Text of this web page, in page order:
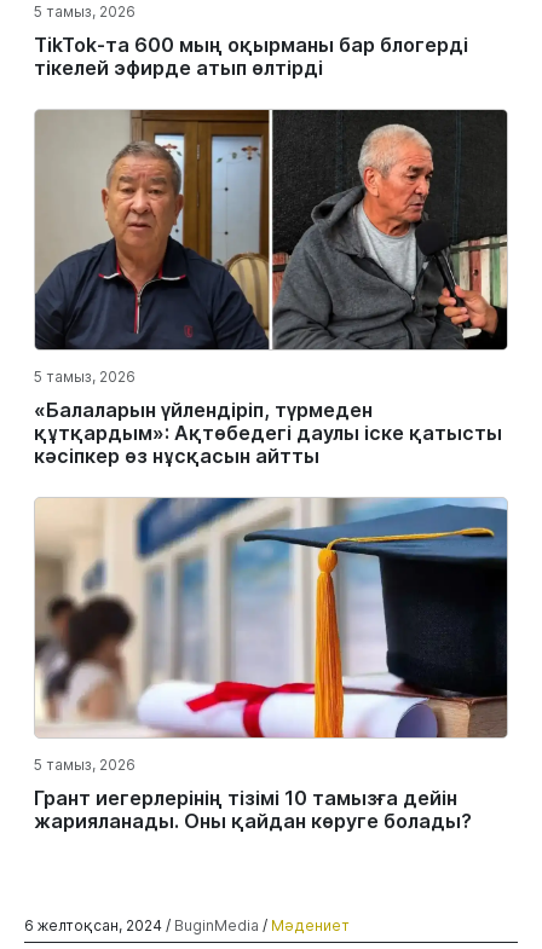
5 тамыз, 2026
TikTok-та 600 мың оқырманы бар блогерді
тікелей эфирде атып өлтірді
5 тамыз, 2026
«Балаларын үйлендіріп, түрмеден
құтқардым»: Ақтөбедегі даулы іске қатысты
кәсіпкер өз нұсқасын айтты
5 тамыз, 2026
Грант иегерлерінің тізімі 10 тамызға дейін
жарияланады. Оны қайдан көруге болады?
6 желтоқсан, 2024 / BuginMedia / Мәдениет